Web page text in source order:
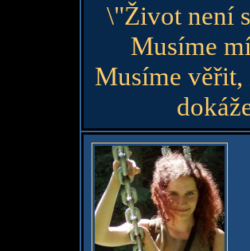
\"Život není
Musíme
Musíme věřit,